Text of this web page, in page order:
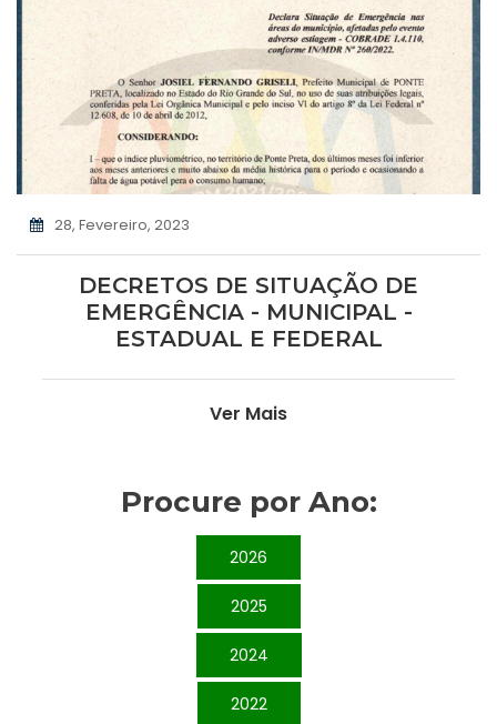
28, Fevereiro, 2023
DECRETOS DE SITUAÇÃO DE
EMERGÊNCIA - MUNICIPAL -
ESTADUAL E FEDERAL
Ver Mais
Procure por Ano:
2026
2025
2024
2022